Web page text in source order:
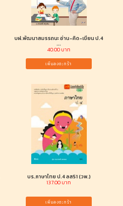
บฝ.พัฒนาสมรรถนะ อ่าน-คิด-เขียน ป.4
...
40.00 บาท
เพิ่มลงตะกร้า
บร.ภาษาไทย ป.4 ลส51 (วพ.)
137.00 บาท
เพิ่มลงตะกร้า